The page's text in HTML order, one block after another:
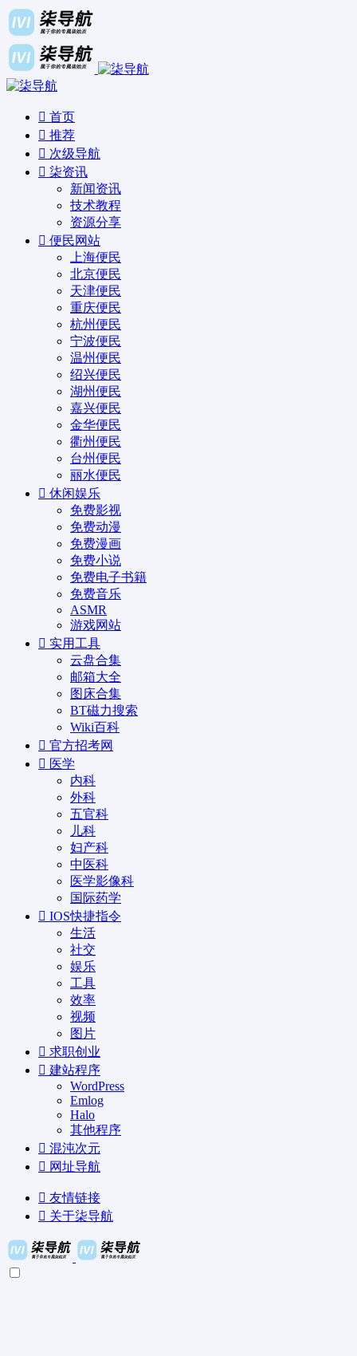
首页
推荐
次级导航
柒资讯
新闻资讯
技术教程
资源分享
便民网站
上海便民
北京便民
天津便民
重庆便民
杭州便民
宁波便民
温州便民
绍兴便民
湖州便民
嘉兴便民
金华便民
衢州便民
台州便民
丽水便民
休闲娱乐
免费影视
免费动漫
免费漫画
免费小说
免费电子书籍
免费音乐
ASMR
游戏网站
实用工具
云盘合集
邮箱大全
图床合集
BT磁力搜索
Wiki百科
官方招考网
医学
内科
外科
五官科
儿科
妇产科
中医科
医学影像科
国际药学
IOS快捷指令
生活
社交
娱乐
工具
效率
视频
图片
求职创业
建站程序
WordPress
Emlog
Halo
其他程序
混沌次元
网址导航
友情链接
关于柒导航